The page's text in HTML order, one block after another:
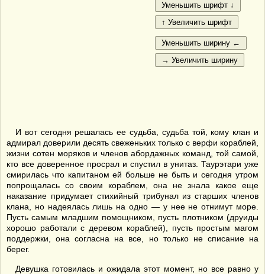
И вот сегодня решалась ее судьба, судьба той, кому клан и
адмирал доверили десять свеженьких только с верфи кораблей,
жизни сотен моряков и членов абордажных команд, той самой,
кто все доверенное просрал и спустил в унитаз. Таурэтари уже
смирилась что капитаном ей больше не быть и сегодня утром
попрощалась со своим кораблем, она не знала какое еще
наказание придумает стихийный трибунал из старших членов
клана, но надеялась лишь на одно — у нее не отнимут море.
Пусть самым младшим помощником, пусть плотником (друиды
хорошо работали с деревом кораблей), пусть простым магом
поддержки, она согласна на все, но только не списание на
берег.
Девушка готовилась и ожидала этот момент, но все равно у